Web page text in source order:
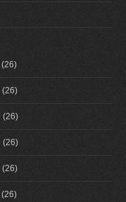
(26)
(26)
(26)
(26)
(26)
(26)